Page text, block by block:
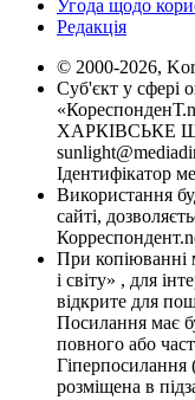
Угода щодо
Редакція
© 2000-2026,
Суб'єкт у сфері
ХАРКІВСЬКЕ
Ідентифікатор
Використання
сайті,
При копіюванні
і світу» , для
відкрите для
Посилання має
повного або
Гіперпосилання
розміщена в